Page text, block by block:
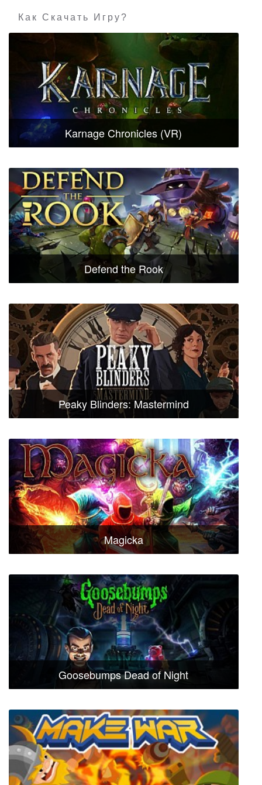
Как Скачать Игру?
Karnage Chronicles (VR)
Defend the Rook
Peaky Blinders: Mastermind
Magicka
Goosebumps Dead of Night